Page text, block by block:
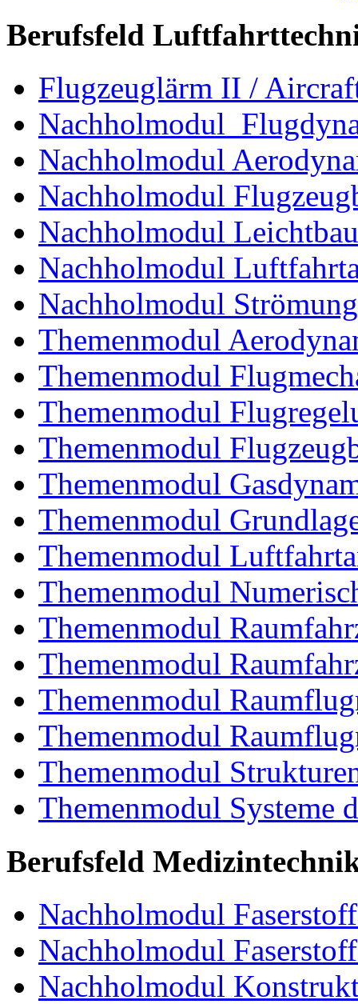
Berufsfeld
Flugzeuglärm II /
Nachholmodul
Nachholmodul
Nachholmodul
Nachholmodul Leichtbau
Nachholmodul
Nachholmodul
Themenmodul
Themenmodul
Themenmodul
Themenmodul
Themenmodul
Themenmodul
Themenmodul
Themenmodul
Themenmodul
Themenmodul
Themenmodul
Themenmodul
Themenmodul
Themenmodul Systeme
Berufsfeld
Nachholmodul
Nachholmodul
Nachholmodul